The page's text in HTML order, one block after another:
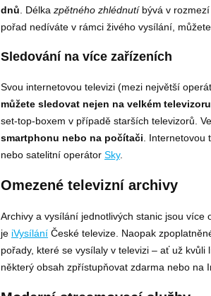
dnů . Délka zpětného zhlédnutíbývá v rozmezí
pořad nedíváte v rámci živého vysílání,
Sledování na více zařízeních
Svou internetovou televizi (mezi největší
můžete sledovat nejen na velkém televizoru
set-top-boxem v případě starších televizorů.
smartphonu nebo na počítači .
nebo satelitní operátor Sky.
Omezené televizní archivy
Archivy a vysílání jednotlivých stanic jsou
je iVysílání České televize. Naopak
pořady, které se vysílaly v televizi – ať už
některý obsah zpřístupňovat zdarma nebo na